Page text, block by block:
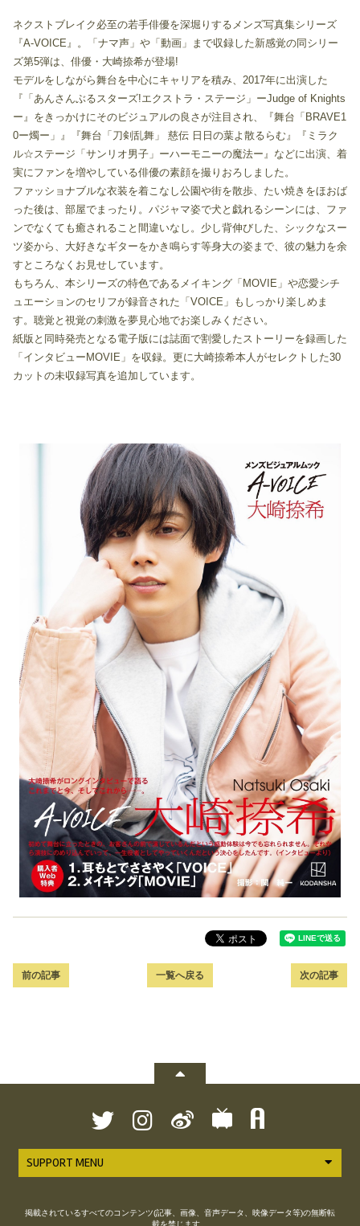
ネクストブレイク必至の若手俳優を深堀りするメンズ写真集シリーズ
『A-VOICE』。「ナマ声」や「動画」まで収録した新感覚の同シリー
ズ第5弾は、俳優・大崎捺希が登場!
モデルをしながら舞台を中心にキャリアを積み、2017年に出演した
『「あんさんぶるスターズ!エクストラ・ステージ」ーJudge of Knights
ー』をきっかけにそのビジュアルの良さが注目され、『舞台「BRAVE1
0ー燭ー」』『舞台「刀剣乱舞」 慈伝 日日の葉よ散るらむ』『ミラク
ル☆ステージ「サンリオ男子」ーハーモニーの魔法ー』などに出演、着
実にファンを増やしている俳優の素顔を撮りおろしました。
ファッショナブルな衣装を着こなし公園や街を散歩、たい焼きをほおば
った後は、部屋でまったり。パジャマ姿で犬と戯れるシーンには、ファ
ンでなくても癒されること間違いなし。少し背伸びした、シックなスー
ツ姿から、大好きなギターをかき鳴らす等身大の姿まで、彼の魅力を余
すところなくお見せしています。
もちろん、本シリーズの特色であるメイキング「MOVIE」や恋愛シチ
ュエーションのセリフが録音された「VOICE」もしっかり楽しめま
す。聴覚と視覚の刺激を夢見心地でお楽しみください。
紙版と同時発売となる電子版には誌面で割愛したストーリーを録画した
「インタビューMOVIE」を収録。更に大崎捺希本人がセレクトした30
カットの未収録写真を追加しています。
前の記事 一覧へ戻る 次の記事
SUPPORT MENU
掲載されているすべてのコンテンツ(記事、画像、音声データ、映像データ等)の無断転
載を禁じます。